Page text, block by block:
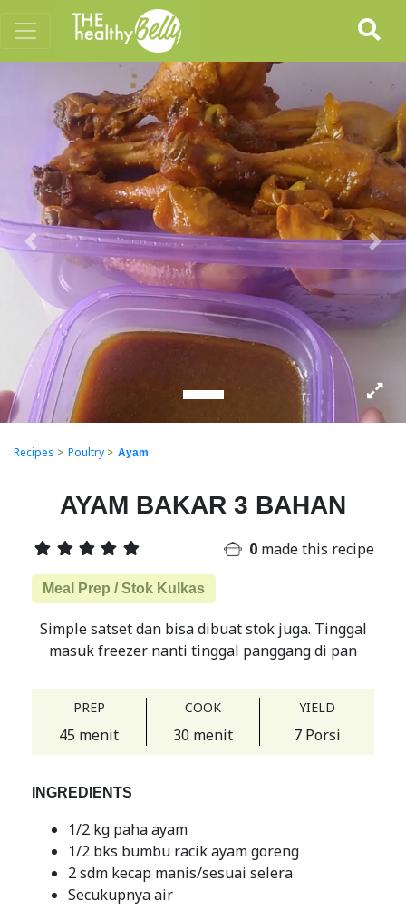
Previous Next
Recipes > Poultry > Ayam
AYAM BAKAR 3 BAHAN
0 made this recipe
Meal Prep / Stok Kulkas
Simple satset dan bisa dibuat stok juga. Tinggal
masuk freezer nanti tinggal panggang di pan
PREP
45 menit
COOK
30 menit
YIELD
7 Porsi
INGREDIENTS
1/2 kg paha ayam
1/2 bks bumbu racik ayam goreng
2 sdm kecap manis/sesuai selera
Secukupnya air